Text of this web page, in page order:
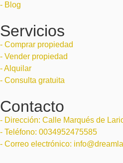
- Blog
Servicios
- Comprar propiedad
- Vender propiedad
- Alquilar
- Consulta gratuita
Contacto
- Dirección: Calle Marqués de
- Teléfono: 0034952475585
- Correo electrónico: